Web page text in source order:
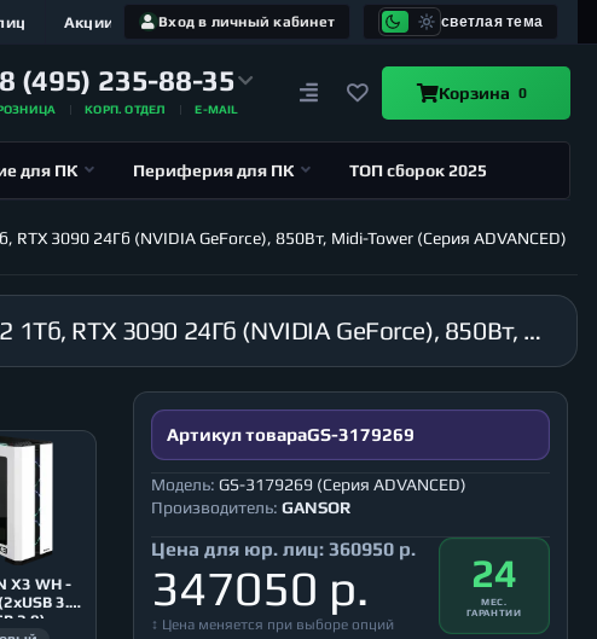
Вход в личный кабинет светлая тема
Акции
(495) 235-88-35
КОРП. ОТДЕЛ E-MAIL
Корзина 0
для ПК Периферия для ПК ТОП сборок 2025
3090 24Гб (NVIDIA GeForce), 850Вт, Midi-Tower (Серия ADVANCED)
Компьютер GANSOR-3179269 AMD Ryzen 7 5800X 3.8 ГГц, X570, 32Гб 3200 МГц, SSD M.2 1Тб, RTX 3090 24Гб (NVIDIA GeForce), 850Вт, Midi-Tower (Серия ADVANCED)
X3 WH -
3.0,
2.0)
Артикул товараGS-3179269
Модель: GS-3179269 (Серия ADVANCED)
Производитель: GANSOR
Цена для юр. лиц: 360950 р.
347050 р.
↕ Цена меняется при выборе опций
24
МЕС.
ГАРАНТИИ